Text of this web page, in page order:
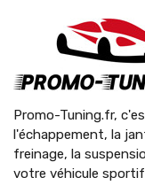
Promo-Tuning.fr,
l'échappement, la
freinage, la
votre véhicule